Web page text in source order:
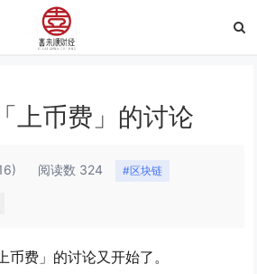
上币费」的讨论
阅读数 324 #区块链
费」的讨论又开始了。